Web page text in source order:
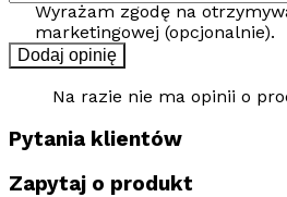
Wyrażam zgodę na
marketingowej (opcjonalnie).
Dodaj opinię
Na razie nie ma opinii o
Pytania klientów
Zapytaj o produkt